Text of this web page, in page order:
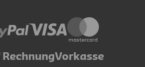
RechnungVorkasse